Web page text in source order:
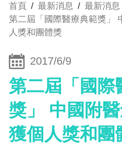
首頁 / 最新消息 / 最新消息
第二屆「國際醫療典範獎」
人獎和團體獎
2017/6/9
第二屆「國際
獎」 中國附
獲個人獎和團